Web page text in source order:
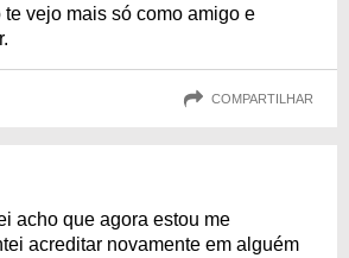
vejo mais só como amigo e
COMPARTILHAR
acho que agora estou me
acreditar novamente em alguém